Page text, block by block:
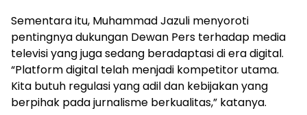
Sementara itu, Muhammad Jazuli menyoroti
pentingnya dukungan Dewan Pers terhadap media
televisi yang juga sedang beradaptasi di era digital.
“Platform digital telah menjadi kompetitor utama.
Kita butuh regulasi yang adil dan kebijakan yang
berpihak pada jurnalisme berkualitas,” katanya.